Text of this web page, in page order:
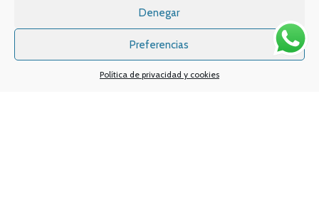
Denegar
Preferencias
Política de privacidad y cookies
Sistemas de pagos Sistema de envío